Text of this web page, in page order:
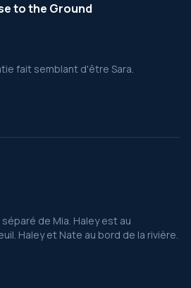
to the Ground
fait semblant d'être Sara.
de Mia. Haley est au
Haley et Nate au bord de la rivière.